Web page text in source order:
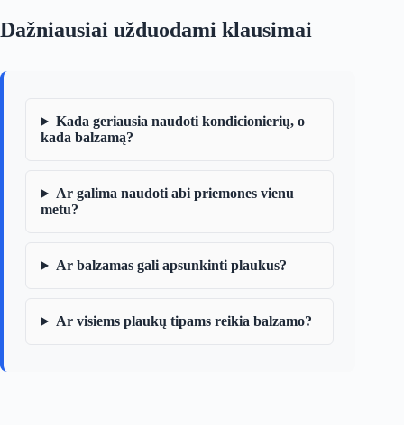
Dažniausiai užduodami klausimai
Kada geriausia naudoti kondicionierių, o
kada balzamą?
Ar galima naudoti abi priemones vienu
metu?
Ar balzamas gali apsunkinti plaukus?
Ar visiems plaukų tipams reikia balzamo?